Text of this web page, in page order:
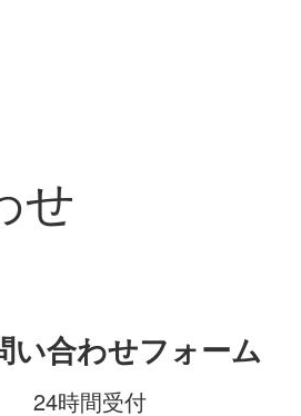
お客さまがご本人の個人情報の照
法令、規範の遵守と見直し
当社は、保有する個人情報に関し
せ
い合わせフォーム
24時間受付